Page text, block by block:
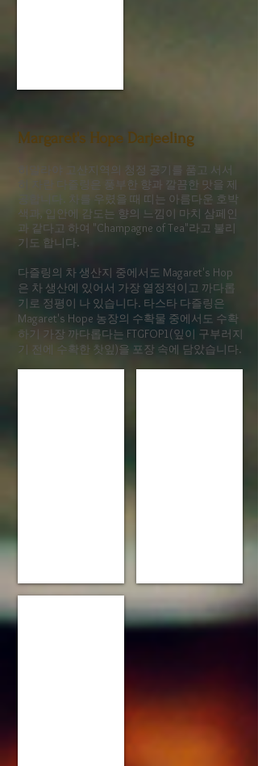
Darjeeling, India
Margaret's Hope Darjeeling
히말라야 고산지역의 청정 공기를 품고 서서
히 자란 다즐링은 풍부한 향과 깔끔한 맛을 제
공합니다. 차를 우렸을 때 띠는 아름다운 호박
색과, 입안에 감도는 향의 느낌이 마치 삼페인
과 같다고 하여 "Champagne of Tea"라고 불리
기도 합니다.
다즐링의 차 생산지 중에서도 Magaret's Hop
은 차 생산에 있어서 가장 열정적이고 까다롭
기로 정평이 나 있습니다. 타스타 다즐링은
Magaret's Hope 농장의 수확물 중에서도 수확
하기 가장 까다롭다는 FTGFOP1(잎이 구부러지
기 전에 수확한 찻잎)을 포장 속에 담았습니다.